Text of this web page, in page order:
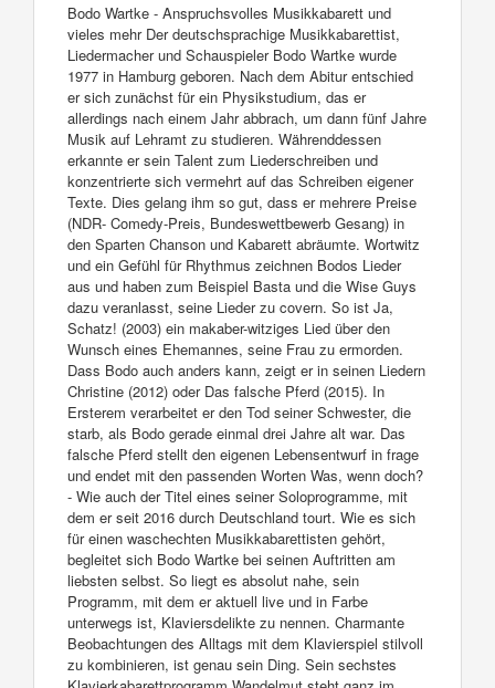
Bodo Wartke - Anspruchsvolles Musikkabarett und
vieles mehr Der deutschsprachige Musikkabarettist,
Liedermacher und Schauspieler Bodo Wartke wurde
1977 in Hamburg geboren. Nach dem Abitur entschied
er sich zunächst für ein Physikstudium, das er
allerdings nach einem Jahr abbrach, um dann fünf Jahre
Musik auf Lehramt zu studieren. Währenddessen
erkannte er sein Talent zum Liederschreiben und
konzentrierte sich vermehrt auf das Schreiben eigener
Texte. Dies gelang ihm so gut, dass er mehrere Preise
(NDR- Comedy-Preis, Bundeswettbewerb Gesang) in
den Sparten Chanson und Kabarett abräumte. Wortwitz
und ein Gefühl für Rhythmus zeichnen Bodos Lieder
aus und haben zum Beispiel Basta und die Wise Guys
dazu veranlasst, seine Lieder zu covern. So ist Ja,
Schatz! (2003) ein makaber-witziges Lied über den
Wunsch eines Ehemannes, seine Frau zu ermorden.
Dass Bodo auch anders kann, zeigt er in seinen Liedern
Christine (2012) oder Das falsche Pferd (2015). In
Ersterem verarbeitet er den Tod seiner Schwester, die
starb, als Bodo gerade einmal drei Jahre alt war. Das
falsche Pferd stellt den eigenen Lebensentwurf in frage
und endet mit den passenden Worten Was, wenn doch?
- Wie auch der Titel eines seiner Soloprogramme, mit
dem er seit 2016 durch Deutschland tourt. Wie es sich
für einen waschechten Musikkabarettisten gehört,
begleitet sich Bodo Wartke bei seinen Auftritten am
liebsten selbst. So liegt es absolut nahe, sein
Programm, mit dem er aktuell live und in Farbe
unterwegs ist, Klaviersdelikte zu nennen. Charmante
Beobachtungen des Alltags mit dem Klavierspiel stilvoll
zu kombinieren, ist genau sein Ding. Sein sechstes